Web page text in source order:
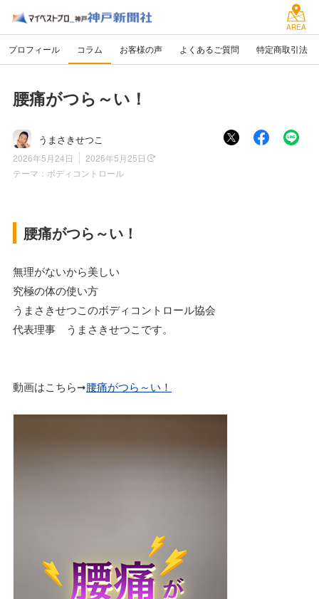
AREA
プロフィール コラム お客様の声 よくあるご質問 特定商取引法
腰痛がつら～い！
うまさきせつこ
2026年5月24日
2026年5月25日
テーマ： ボディコントロール
腰痛がつら～い！
無理がないから美しい
究極の体の使い方
うまさきせつこのボディコントロール協会
代表理事 うまさきせつこです。
動画はこちら➞腰痛がつら～い！